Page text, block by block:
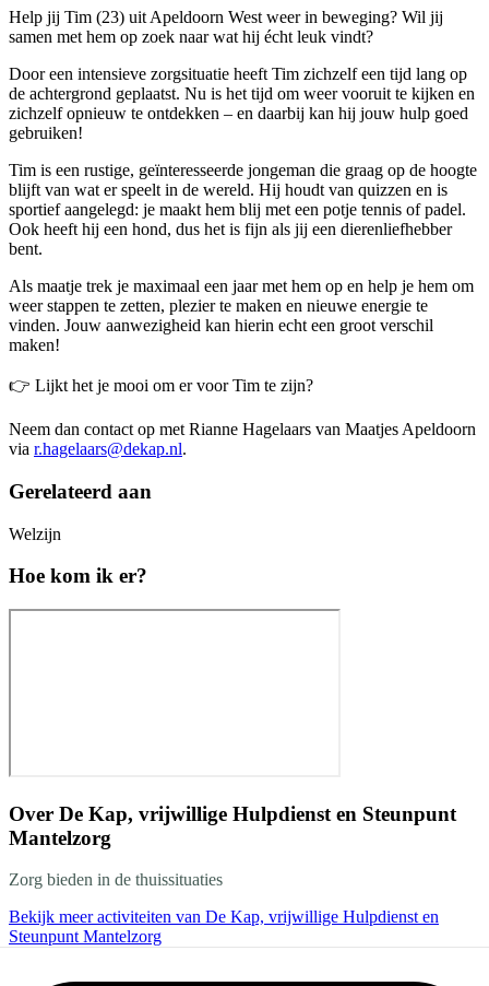
Help jij Tim (23) uit Apeldoorn West weer in beweging? Wil jij
samen met hem op zoek naar wat hij écht leuk vindt?
Door een intensieve zorgsituatie heeft Tim zichzelf een tijd lang op
de achtergrond geplaatst. Nu is het tijd om weer vooruit te kijken en
zichzelf opnieuw te ontdekken – en daarbij kan hij jouw hulp goed
gebruiken!
Tim is een rustige, geïnteresseerde jongeman die graag op de hoogte
blijft van wat er speelt in de wereld. Hij houdt van quizzen en is
sportief aangelegd: je maakt hem blij met een potje tennis of padel.
Ook heeft hij een hond, dus het is fijn als jij een dierenliefhebber
bent.
Als maatje trek je maximaal een jaar met hem op en help je hem om
weer stappen te zetten, plezier te maken en nieuwe energie te
vinden. Jouw aanwezigheid kan hierin echt een groot verschil
maken!
👉 Lijkt het je mooi om er voor Tim te zijn?
Neem dan contact op met Rianne Hagelaars van Maatjes Apeldoorn
via r.hagelaars@dekap.nl.
Gerelateerd aan
Welzijn
Hoe kom ik er?
Over De Kap, vrijwillige Hulpdienst en Steunpunt
Mantelzorg
Zorg bieden in de thuissituaties
Bekijk meer activiteiten van De Kap, vrijwillige Hulpdienst en
Steunpunt Mantelzorg